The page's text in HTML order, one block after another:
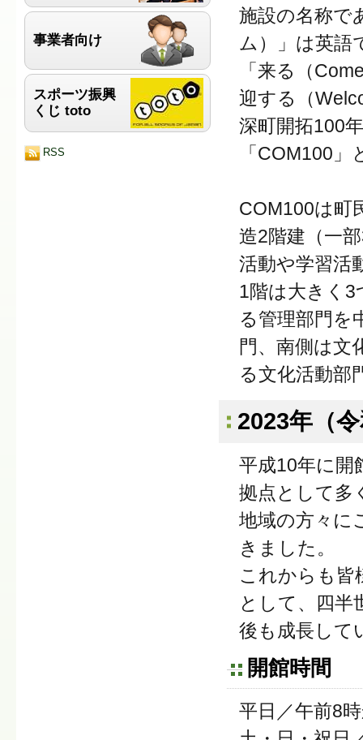
施設の名称で
ム）」は英語
「来る（
迎する（
深町開拓100
「COM100
COM100は町
造2階建（一
活動や学習活
1階は大きく3
る管理部門を
門、南側は文
る文化活動部
2023年（
平成10年に開
拠点として多
地域の方々に
きました。
これからも皆
として、四半
後も成長して
開館時間
平日／午前8
事業者向け
スポーツ振興
くじ toto
RSS